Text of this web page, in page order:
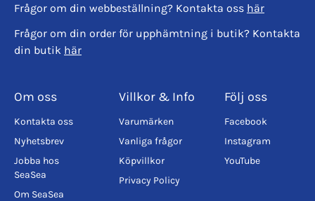
Frågor om din webbeställning? Kontakta oss här
Frågor om din order för upphämtning i butik? Kontakta
din butik här
Om oss
Kontakta oss
Nyhetsbrev
Jobba hos
SeaSea
Om SeaSea
Villkor & Info
Varumärken
Vanliga frågor
Köpvillkor
Privacy Policy
Följ oss
Facebook
Instagram
YouTube